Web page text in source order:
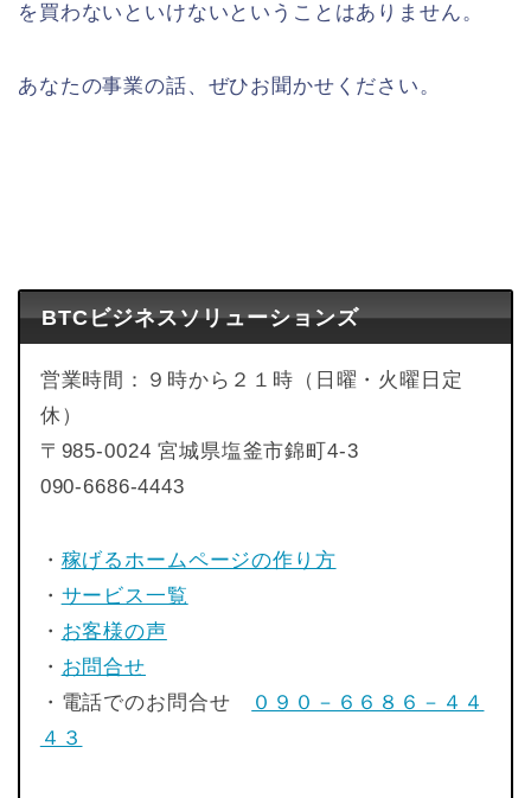
を買わないといけないということはありません。
あなたの事業の話、ぜひお聞かせください。
BTCビジネスソリューションズ
営業時間：９時から２１時（日曜・火曜日定
休）
〒985-0024 宮城県塩釜市錦町4-3
090-6686-4443
・ 稼げるホームページの作り方
・ サービス一覧
・ お客様の声
・ お問合せ
・電話でのお問合せ
０９０－６６８６－４４
４３